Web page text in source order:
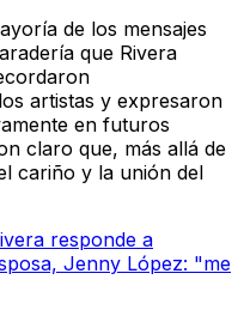
de los mensajes
que Rivera
artistas y expresaron
en futuros
claro que, más allá de
cariño y la unión del
responde a
Jenny López: "me